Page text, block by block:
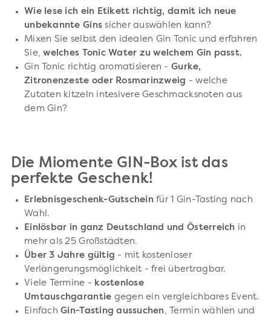
Wie lese ich ein Etikett richtig, damit ich neue
unbekannte Gins sicher auswählen kann?
Mixen Sie selbst den idealen Gin Tonic und erfahren
Sie,welches Tonic Water zu welchem Gin passt.
Gin Tonic richtig aromatisieren - Gurke,
Zitronenzeste oder Rosmarinzweig - welche
Zutaten kitzeln intesivere Geschmacksnoten aus
dem Gin?
Die Miomente GIN-Box ist das
perfekte Geschenk!
Erlebnisgeschenk-Gutscheinfür 1 Gin-Tasting nach
Wahl.
Einlösbar in ganz Deutschland und Österreich in
mehr als 25 Großstädten.
Über 3 Jahre gültig - mit kostenloser
Verlängerungsmöglichkeit - frei übertragbar.
Viele Termine - kostenlose
Umtauschgarantie gegen ein vergleichbares Event.
EinfachGin-Tasting aussuchen, Termin wählen und